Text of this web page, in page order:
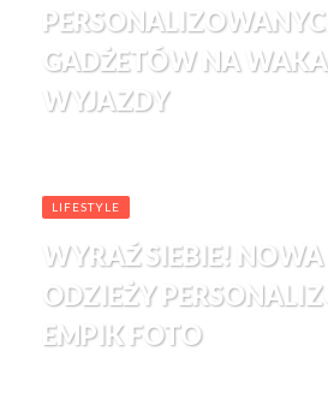
GADŻETÓW NA
WYJAZDY
LIFESTYLE
WYRAŹ SIEBIE!
ODZIEŻY
EMPIK FOTO